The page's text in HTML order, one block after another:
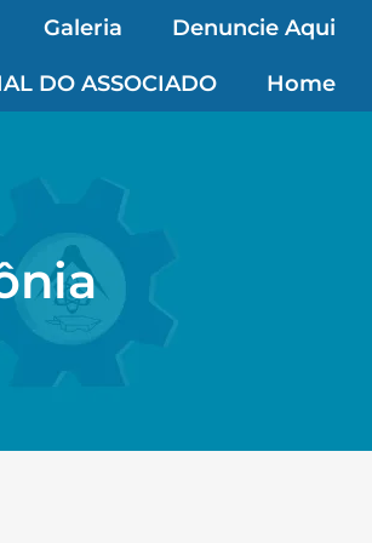
Galeria Denuncie Aqui
DO ASSOCIADO Home